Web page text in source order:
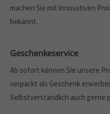
machen Sie mit innovativen
bekannt.
Geschenkeservice
Ab sofort können Sie unsere
verpackt als Geschenk
Selbstverständlich auch gerne